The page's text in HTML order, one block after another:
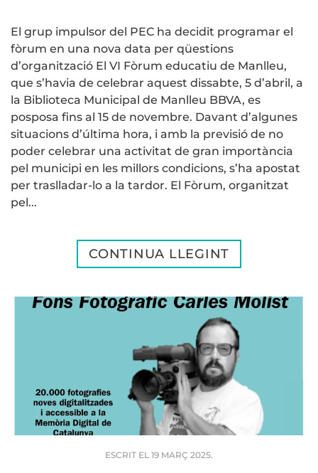
El grup impulsor del PEC ha decidit programar el
fòrum en una nova data per qüestions
d’organització El VI Fòrum educatiu de Manlleu,
que s’havia de celebrar aquest dissabte, 5 d’abril, a
la Biblioteca Municipal de Manlleu BBVA, es
posposa fins al 15 de novembre. Davant d’algunes
situacions d’última hora, i amb la previsió de no
poder celebrar una activitat de gran importància
pel municipi en les millors condicions, s’ha apostat
per traslladar-lo a la tardor. El Fòrum, organitzat
pel...
CONTINUA LLEGINT
ESCRIT EL 19 MARÇ 2025.